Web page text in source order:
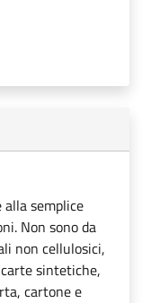
semplice
Non sono da
non cellulosici,
sintetiche,
cartone e